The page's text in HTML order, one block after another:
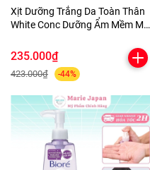
Xịt Dưỡng Trắng Da Toàn Thân
White Conc Dưỡng Ẩm Mềm Mịn
245ml
235.000₫
423.000₫ -44%